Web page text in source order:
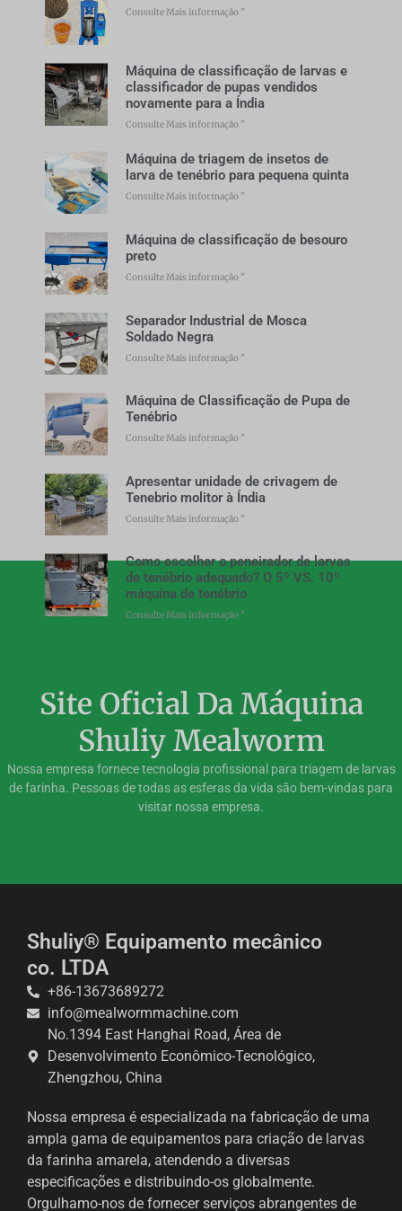
Consulte Mais informação "
Máquina de classificação de larvas e
classificador de pupas vendidos
novamente para a Índia
Consulte Mais informação "
Máquina de triagem de insetos de
larva de tenébrio para pequena quinta
Consulte Mais informação "
Máquina de classificação de besouro
preto
Consulte Mais informação "
Separador Industrial de Mosca
Soldado Negra
Consulte Mais informação "
Máquina de Classificação de Pupa de
Tenébrio
Consulte Mais informação "
Apresentar unidade de crivagem de
Tenebrio molitor à Índia
Consulte Mais informação "
Como escolher o peneirador de larvas
de tenébrio adequado? O 5º VS. 10º
máquina de tenébrio
Consulte Mais informação "
Site Oficial Da Máquina
Shuliy Mealworm
Nossa empresa fornece tecnologia profissional para triagem de larvas
de farinha. Pessoas de todas as esferas da vida são bem-vindas para
visitar nossa empresa.
Shuliy® Equipamento mecânico
co. LTDA
+86-13673689272
info@mealwormmachine.com
No.1394 East Hanghai Road, Área de
Desenvolvimento Econômico-Tecnológico,
Zhengzhou, China
Nossa empresa é especializada na fabricação de uma
ampla gama de equipamentos para criação de larvas
da farinha amarela, atendendo a diversas
especificações e distribuindo-os globalmente.
Orgulhamo-nos de fornecer serviços abrangentes deChat